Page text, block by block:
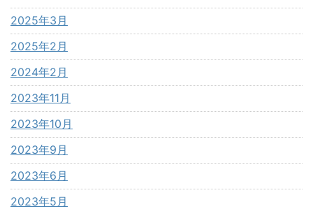
2025年3月
2025年2月
2024年2月
2023年11月
2023年10月
2023年9月
2023年6月
2023年5月